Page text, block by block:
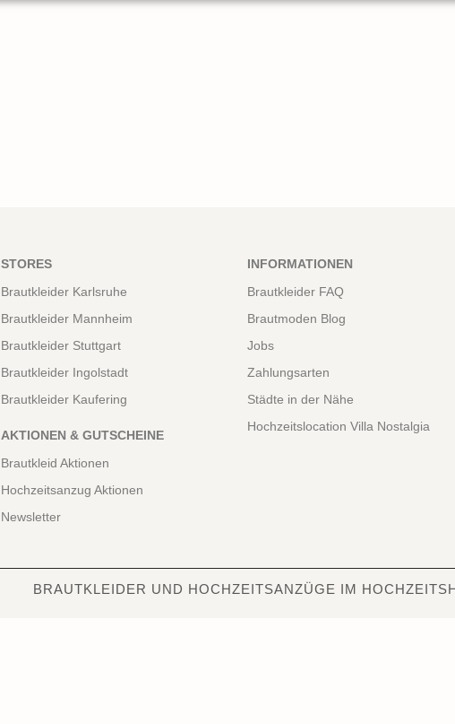
STORES
Brautkleider Karlsruhe
Brautkleider Mannheim
Brautkleider Stuttgart
Brautkleider Ingolstadt
Brautkleider Kaufering
AKTIONEN & GUTSCHEINE
Brautkleid Aktionen
Hochzeitsanzug Aktionen
Newsletter
INFORMATIONEN
Brautkleider FAQ
Brautmoden Blog
Jobs
Zahlungsarten
Städte in der Nähe
Hochzeitslocation Villa Nostalgia
BRAUTKLEIDER UND HOCHZEITSANZÜGE IM